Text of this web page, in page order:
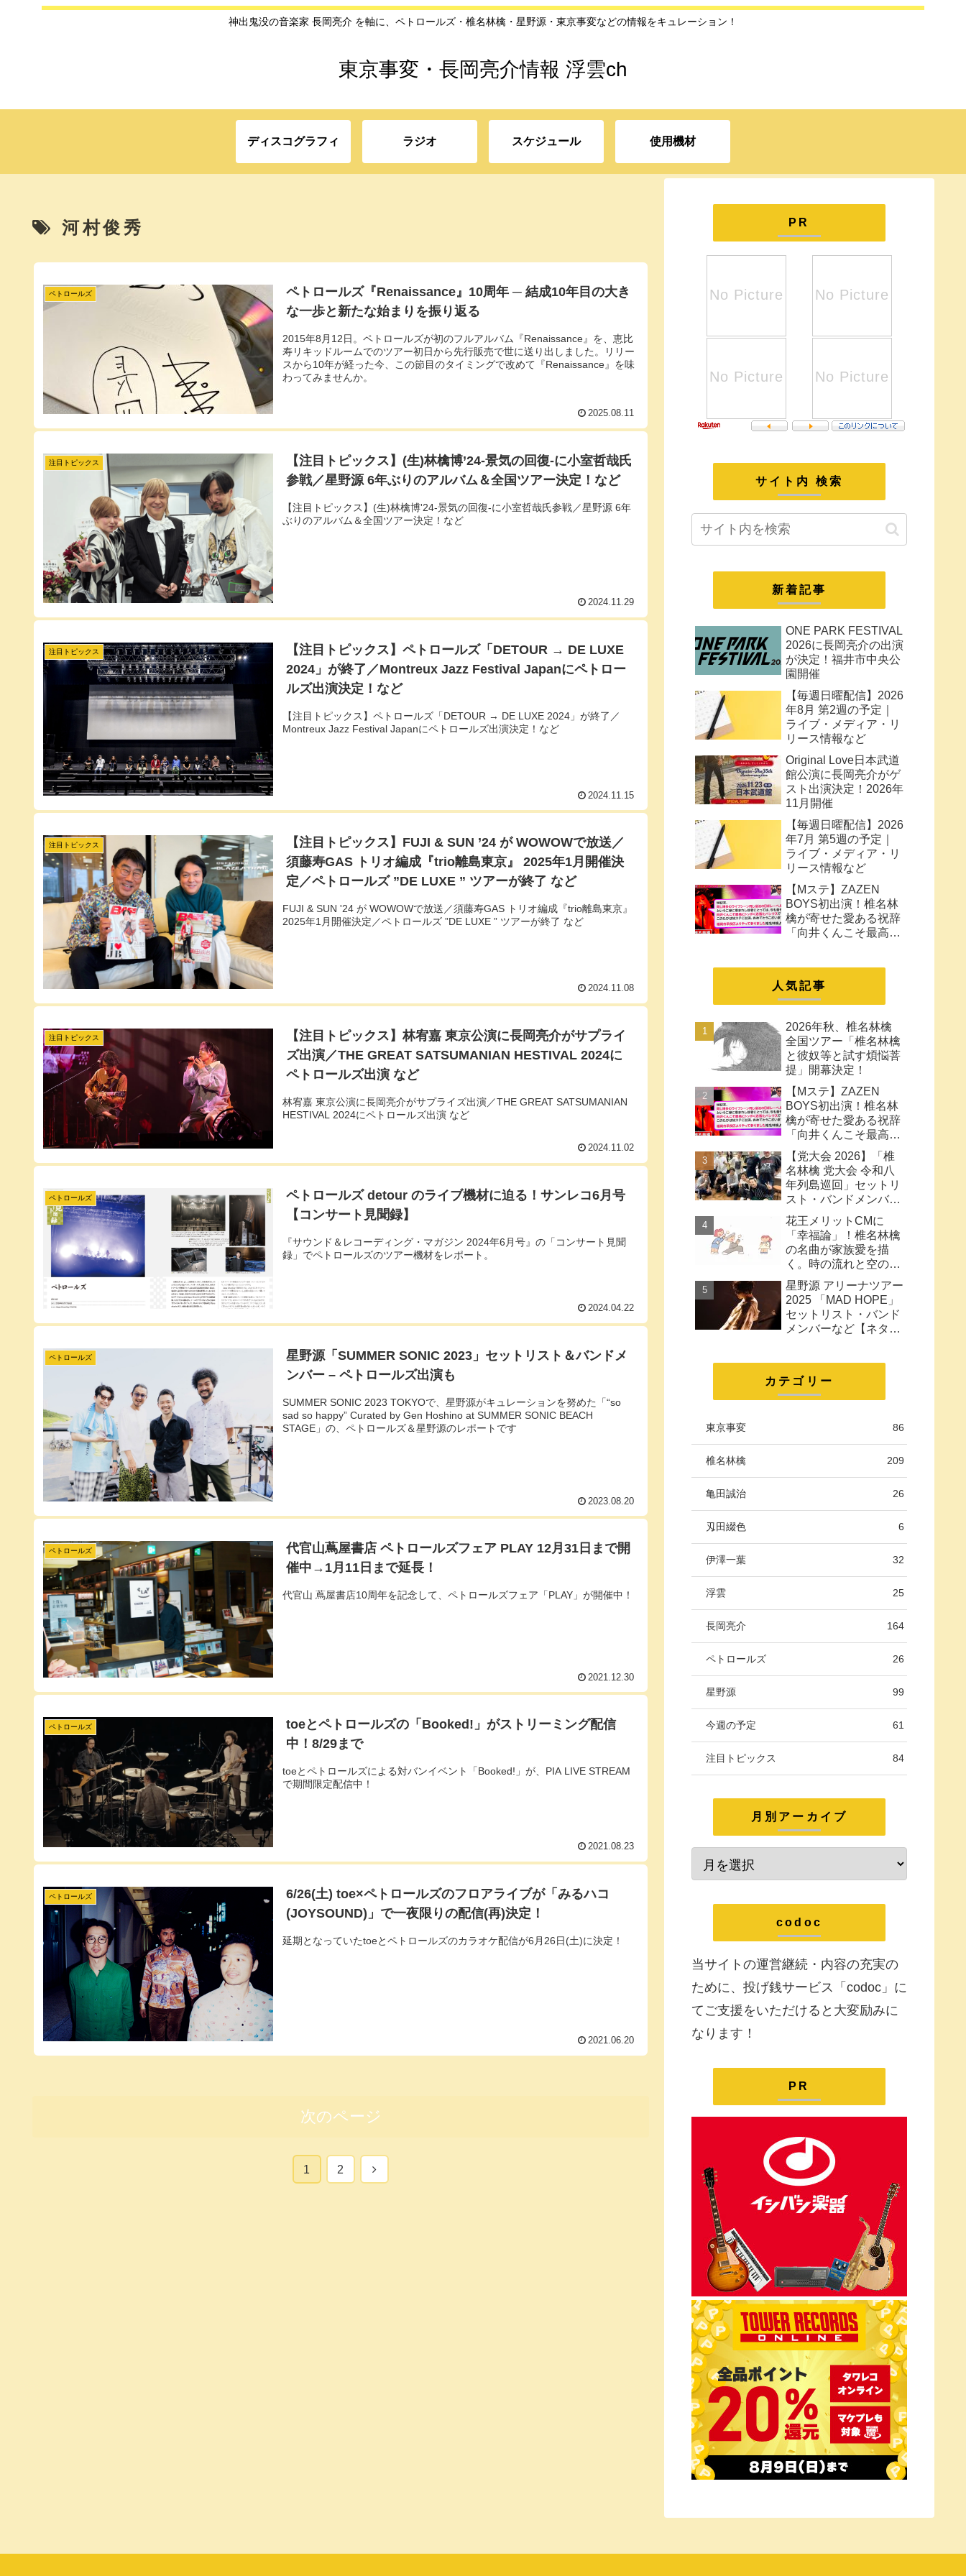
神出鬼没の音楽家 長岡亮介 を軸に、ペトロールズ・椎名林檎・星野源・東京事変などの情報をキュレーション！
東京事変・長岡亮介情報 浮雲ch
ディスコグラフィ ラジオ スケジュール 使用機材
河村俊秀
ペトロールズ
ペトロールズ『Renaissance』10周年 ─ 結成10年目の大き
な一歩と新たな始まりを振り返る
2015年8月12日。ペトロールズが初のフルアルバム『Renaissance』を、恵比
寿リキッドルームでのツアー初日から先行販売で世に送り出しました。リリー
スから10年が経った今、この節目のタイミングで改めて『Renaissance』を味
わってみませんか。
2025.08.11
注目トピックス
【注目トピックス】(生)林檎博’24-景気の回復-に小室哲哉氏
参戦／星野源 6年ぶりのアルバム＆全国ツアー決定！など
【注目トピックス】(生)林檎博'24-景気の回復-に小室哲哉氏参戦／星野源 6年
ぶりのアルバム＆全国ツアー決定！など
2024.11.29
注目トピックス
【注目トピックス】ペトロールズ「DETOUR → DE LUXE
2024」が終了／Montreux Jazz Festival Japanにペトロー
ルズ出演決定！など
【注目トピックス】ペトロールズ「DETOUR → DE LUXE 2024」が終了／
Montreux Jazz Festival Japanにペトロールズ出演決定！など
2024.11.15
注目トピックス
【注目トピックス】FUJI & SUN ’24 が WOWOWで放送／
須藤寿GAS トリオ編成『trio離島東京』 2025年1月開催決
定／ペトロールズ ”DE LUXE ” ツアーが終了 など
FUJI & SUN '24 が WOWOWで放送／須藤寿GAS トリオ編成『trio離島東京』
2025年1月開催決定／ペトロールズ ”DE LUXE ” ツアーが終了 など
2024.11.08
注目トピックス
【注目トピックス】林宥嘉 東京公演に長岡亮介がサプライ
ズ出演／THE GREAT SATSUMANIAN HESTIVAL 2024に
ペトロールズ出演 など
林宥嘉 東京公演に長岡亮介がサプライズ出演／THE GREAT SATSUMANIAN
HESTIVAL 2024にペトロールズ出演 など
2024.11.02
ペトロールズ
ペトロールズ detour のライブ機材に迫る！サンレコ6月号
【コンサート見聞録】
『サウンド＆レコーディング・マガジン 2024年6月号』の「コンサート見聞
録」でペトロールズのツアー機材をレポート。
2024.04.22
ペトロールズ
星野源「SUMMER SONIC 2023」セットリスト＆バンドメ
ンバー – ペトロールズ出演も
SUMMER SONIC 2023 TOKYOで、星野源がキュレーションを努めた「“so
sad so happy” Curated by Gen Hoshino at SUMMER SONIC BEACH
STAGE」の、ペトロールズ＆星野源のレポートです
2023.08.20
ペトロールズ
代官山蔦屋書店 ペトロールズフェア PLAY 12月31日まで開
催中→1月11日まで延長！
代官山 蔦屋書店10周年を記念して、ペトロールズフェア「PLAY」が開催中！
2021.12.30
ペトロールズ
toeとペトロールズの「Booked!」がストリーミング配信
中！8/29まで
toeとペトロールズによる対バンイベント「Booked!」が、PIA LIVE STREAM
で期間限定配信中！
2021.08.23
ペトロールズ
6/26(土) toe×ペトロールズのフロアライブが「みるハコ
(JOYSOUND)」で一夜限りの配信(再)決定！
延期となっていたtoeとペトロールズのカラオケ配信が6月26日(土)に決定！
2021.06.20
次のページ
1 2 次
PR
サイト内 検索
新着記事
ONE PARK FESTIVAL
2026に長岡亮介の出演
が決定！福井市中央公
園開催
【毎週日曜配信】2026
年8月 第2週の予定｜
ライブ・メディア・リ
リース情報など
Original Love日本武道
館公演に長岡亮介がゲ
スト出演決定！2026年
11月開催
【毎週日曜配信】2026
年7月 第5週の予定｜
ライブ・メディア・リ
リース情報など
【Mステ】ZAZEN
BOYS初出演！椎名林
檎が寄せた愛ある祝辞
「向井くんこそ最高に
人気記事
2026年秋、椎名林檎
全国ツアー「椎名林檎
と彼奴等と試す煩悩菩
提」開幕決定！
【Mステ】ZAZEN
BOYS初出演！椎名林
檎が寄せた愛ある祝辞
「向井くんこそ最高に
トッポく洒落たパンク
ス」と密接なコラボ史
まとめ
【党大会 2026】「椎
名林檎 党大会 令和八
年列島巡回」セットリ
スト・バンドメンバー
など【ネタバレ注意】
花王メリットCMに
「幸福論」！椎名林檎
の名曲が家族愛を描
く。時の流れと空の色
に何も望みはしない様
に。
星野源 アリーナツアー
2025 「MAD HOPE」
セットリスト・バンド
メンバーなど【ネタバ
カテゴリー
東京事変 86
椎名林檎 209
亀田誠治 26
刄田綴色 6
伊澤一葉 32
浮雲 25
長岡亮介 164
ペトロールズ 26
星野源 99
今週の予定 61
注目トピックス 84
月別アーカイブ
codoc
当サイトの運営継続・内容の充実の
ために、投げ銭サービス「codoc」に
てご支援をいただけると大変励みに
なります！
PR